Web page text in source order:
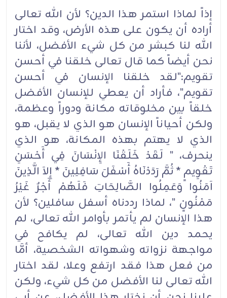
إذاً لماذا استمر هذا الدين؟ لأن الله تعالى
أراده أن يكون على هذه الأرض، وقد اختار
الله لنا كبشر من كل شيء الأفضل، لأننا
نحن أيضاً كما قال تعالى خلقنا في أحسن
تقويم:"لقد خلقنا الإنسان في أحسن
تقويم"، فأراد أن يعطي للإنسان الأفضل
خلقاً بين مخلوقاته مكانة ودوراً وعظمة،
ولكن أحياناً الإنسان هو الذي لا يقبل، هو
الذي لا يهتم بهذه المكانة، هو الذي
ينحرف، " لَقَدْ خَلَقْنَا الإِنْسَانَ فِي أَحْسَنِ
تَقْوِيمٍ * ثُمَّ رَدَدْنَاهُ أَسْفَلَ سَافِلِينَ * إِلاَ الَّذِينَ
آمَنُوا وَعَمِلُوا الصَّالِحَاتِ فَلَهُمْ أَجْرٌ غَيْرُ
مَمْنُونٍ "، لماذا رددناه أسفل سافلين؟ لأن
هذا الإنسان لم يأتمر بأوامر الله تعالى، لم
يحمد دين الله تعالى، لم يكافح في
مواجهة نزواته وشهواته الشخصية، أمَّا
من فعل هذا فقد ارتفع وعلا، لقد اختار
الله تعالى لنا الأفضل من كل شيء، ولكن